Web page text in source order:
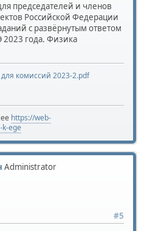
председателей и членов
Российской Федерации
с развёрнутым ответом
2023 года. Физика
комиссий 2023-2.pdf
https://web-
ege
Administrator
#5